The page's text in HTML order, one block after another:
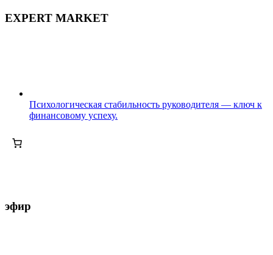
EXPERT MARKET
Психологическая стабильность руководителя — ключ к
финансовому успеху.
эфир